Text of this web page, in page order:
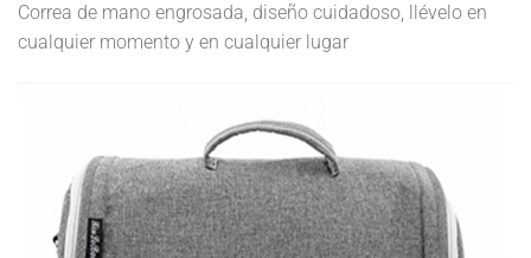
Correa de mano engrosada, diseño cuidadoso, llévelo en
cualquier momento y en cualquier lugar